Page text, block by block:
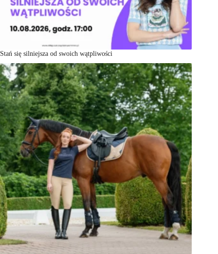
Stań się silniejsza od swoich wątpliwości